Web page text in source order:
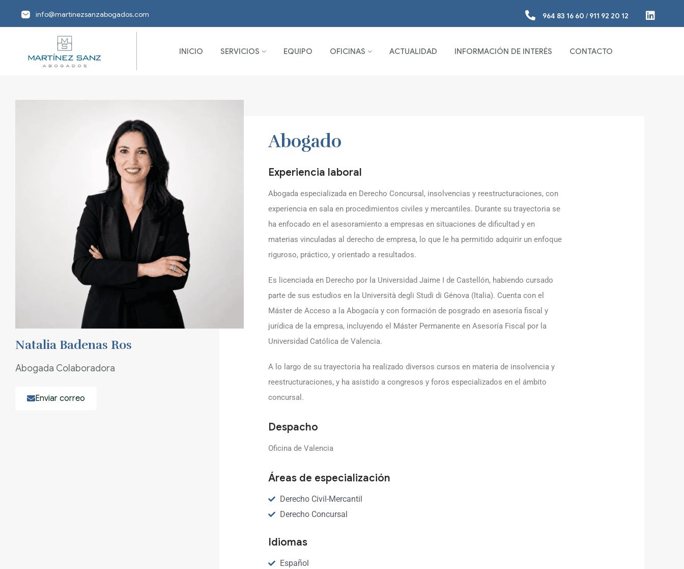
info@martinezsanzabogados.com 964 83 16 60 / 911 92 20 12
INICIO SERVICIOS EQUIPO OFICINAS ACTUALIDAD INFORMACIÓN DE INTERÉS CONTACTO
Natalia Badenas Ros
Abogada Colaboradora
Enviar correo
Abogado
Experiencia laboral
Abogada especializada en Derecho Concursal, insolvencias y reestructuraciones, con
experiencia en sala en procedimientos civiles y mercantiles. Durante su trayectoria se
ha enfocado en el asesoramiento a empresas en situaciones de dificultad y en
materias vinculadas al derecho de empresa, lo que le ha permitido adquirir un enfoque
riguroso, práctico, y orientado a resultados.
Es licenciada en Derecho por la Universidad Jaime I de Castellón, habiendo cursado
parte de sus estudios en la Università degli Studi di Génova (Italia). Cuenta con el
Máster de Acceso a la Abogacía y con formación de posgrado en asesoría fiscal y
jurídica de la empresa, incluyendo el Máster Permanente en Asesoría Fiscal por la
Universidad Católica de Valencia.
A lo largo de su trayectoria ha realizado diversos cursos en materia de insolvencia y
reestructuraciones, y ha asistido a congresos y foros especializados en el ámbito
concursal.
Despacho
Oficina de Valencia
Áreas de especialización
Derecho Civil-Mercantil
Derecho Concursal
Idiomas
Español